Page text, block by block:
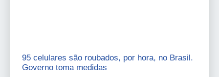
95 celulares são roubados, por hora, no Brasil.
Governo toma medidas